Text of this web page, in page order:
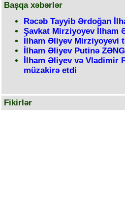
Başqa xəbərlər
Rəcəb Tayyib Ərdoğan
Şavkat Mirziyoyev İlham
İlham Əliyev Mirziyoyevi
İlham Əliyev Putinə
İlham Əliyev və Vladimir
müzakirə etdi
Fikirlər